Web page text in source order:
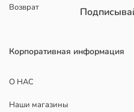
Возврат
Корпоративная информация
О НАС
Наши магазины